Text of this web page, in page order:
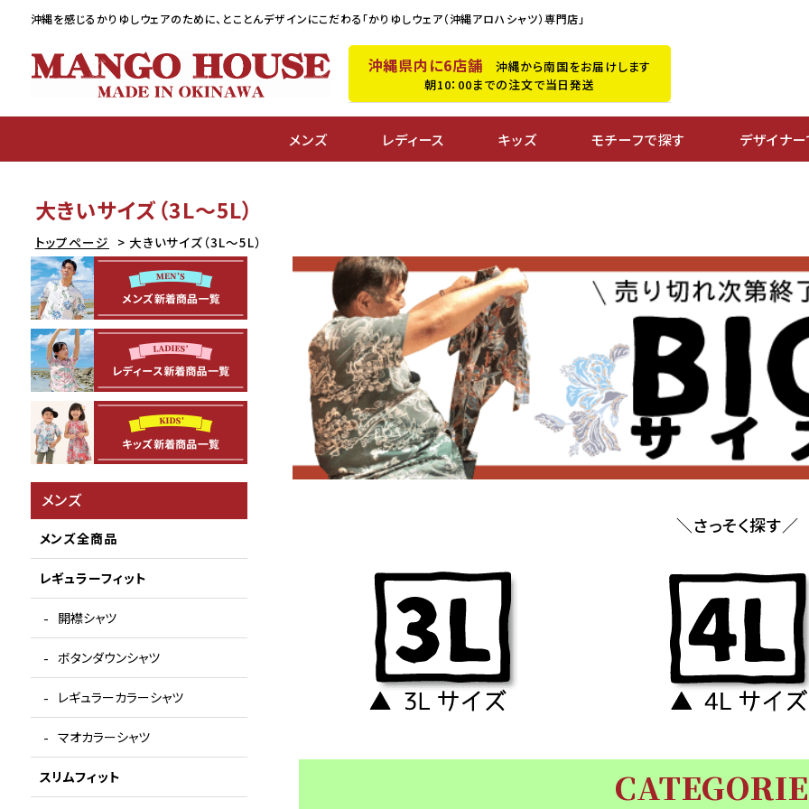
沖縄を感じるかりゆしウェアのために、 とことんデザインにこだわる「かりゆしウェア（沖縄アロハシャツ）専門店」
沖縄県内に6店舗 沖縄から南国をお届けします
朝10：00までの注文で当日発送
メンズ レディース キッズ モチーフで探す デザイナ
大きいサイズ（3L～5L）
トップページ 大きいサイズ（3L～5L）
メンズ
メンズ全商品
レギュラーフィット
開襟シャツ
ボタンダウンシャツ
レギュラーカラーシャツ
マオカラーシャツ
スリムフィット
＼さっそく探す／